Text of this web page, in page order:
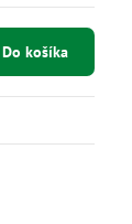
Do košíka